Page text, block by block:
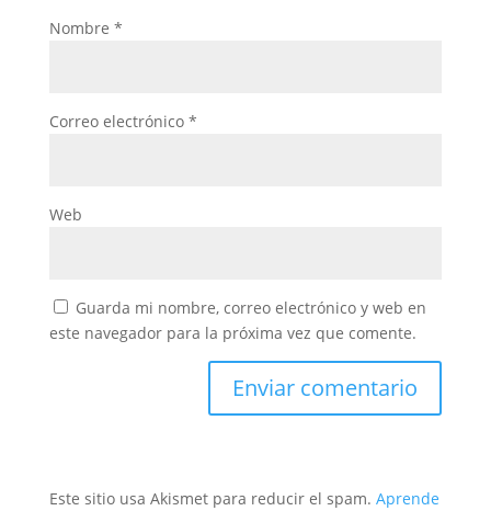
Nombre *
Correo electrónico *
Web
Guarda mi nombre, correo electrónico y web en
este navegador para la próxima vez que comente.
Este sitio usa Akismet para reducir el spam. Aprende